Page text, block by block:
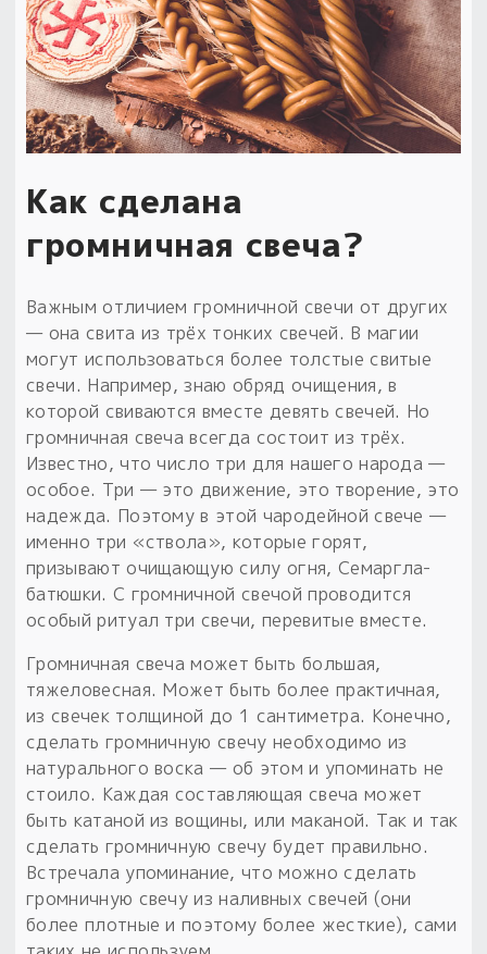
Как сделана
громничная свеча?
Важным отличием громничной свечи от других
— она свита из трёх тонких свечей. В магии
могут использоваться более толстые свитые
свечи. Например, знаю обряд очищения, в
которой свиваются вместе девять свечей. Но
громничная свеча всегда состоит из трёх.
Известно, что число три для нашего народа —
особое. Три — это движение, это творение, это
надежда. Поэтому в этой чародейной свече —
именно три «ствола», которые горят,
призывают очищающую силу огня, Семаргла-
батюшки. С громничной свечой проводится
особый ритуал три свечи, перевитые вместе.
Громничная свеча может быть большая,
тяжеловесная. Может быть более практичная,
из свечек толщиной до 1 сантиметра. Конечно,
сделать громничную свечу необходимо из
натурального воска — об этом и упоминать не
стоило. Каждая составляющая свеча может
быть катаной из вощины, или маканой. Так и так
сделать громничную свечу будет правильно.
Встречала упоминание, что можно сделать
громничную свечу из наливных свечей (они
более плотные и поэтому более жесткие), сами